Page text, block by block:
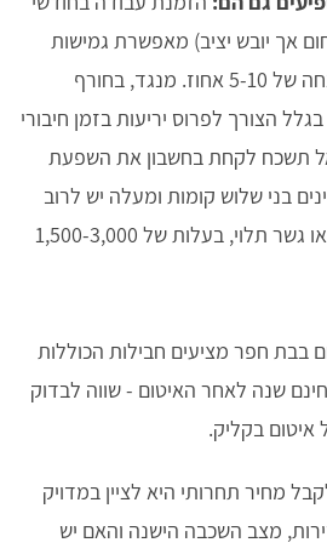
אך יובש יציב) מאפשרת גמישות
בזמנים ולעיתים הנחה של 5-10 אחוז. מנגד, בחורף
הצורך לפרוס יריעות בזמן חיבורי
אל תשכח לקחת בחשבון את השפעת
בני שלוש קומות ומעלה יש לרוב
צורך במנוף הרמה או גשר תלוי, בעלות של 1,500-3,000
בבת חפר מציעים חבילות הכוללות
חינם שנה לאחר האיטום - שווה לבדוק
בקליק.
מחיר תחרותי היא לציין במדויק
מצב השכבה הישנה והאם יש